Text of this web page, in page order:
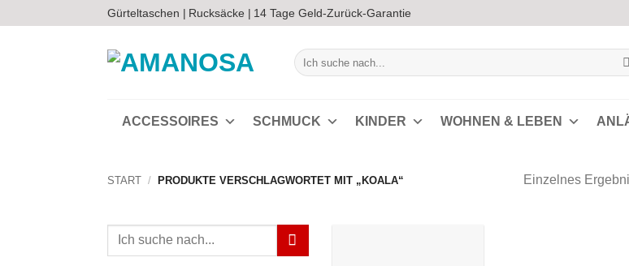
Inhalt
Gürteltaschen | Rucksäcke | 14 Tage Geld-Zurück-Garantie
Suchen
nach:
ACCESSOIRES SCHMUCK KINDER WOHNEN & LEBEN
START / PRODUKTE VERSCHLAGWORTET MIT „KOALA“ Einzelnes
Suchen